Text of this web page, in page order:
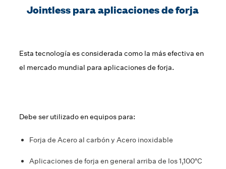
Jointless para aplicaciones de forja
Esta tecnología es considerada como la más efectiva en
el mercado mundial para aplicaciones de forja.
Debe ser utilizado en equipos para:
Forja de Acero al carbón y Acero inoxidable
Aplicaciones de forja en general arriba de los 1,100°C